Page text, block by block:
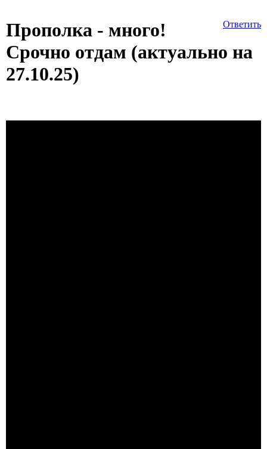
Ответить
Прополка - много!
Срочно отдам (актуально на
27.10.25)